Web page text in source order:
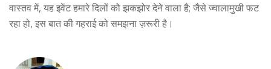
वास्तव में, यह इवेंट हमारे दिलों को झकझोर देने वाला है; जैसे ज्वालामुखी फट
रहा हो, इस बात की गहराई को समझना ज़रूरी है।